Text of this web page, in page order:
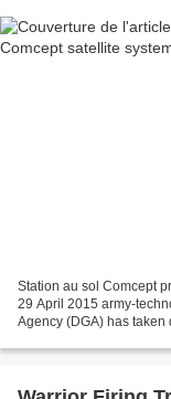
Station au sol Comcept
29 April 2015 army-
Agency (DGA) has